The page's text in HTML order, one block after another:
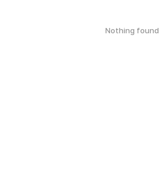
Nothing found